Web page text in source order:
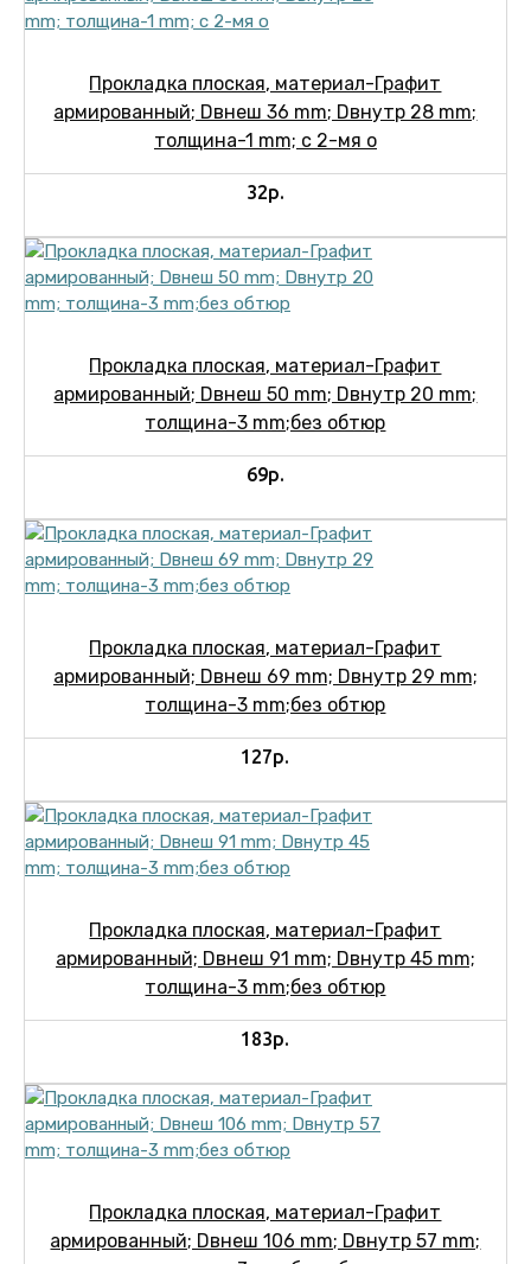
Прокладка плоская, материал-Графит
армированный; Dвнеш 36 mm; Dвнутр 28 mm;
толщина-1 mm; c 2-мя о
32р.
Прокладка плоская, материал-Графит
армированный; Dвнеш 50 mm; Dвнутр 20 mm;
толщина-3 mm;без обтюр
69р.
Прокладка плоская, материал-Графит
армированный; Dвнеш 69 mm; Dвнутр 29 mm;
толщина-3 mm;без обтюр
127р.
Прокладка плоская, материал-Графит
армированный; Dвнеш 91 mm; Dвнутр 45 mm;
толщина-3 mm;без обтюр
183р.
Прокладка плоская, материал-Графит
армированный; Dвнеш 106 mm; Dвнутр 57 mm;